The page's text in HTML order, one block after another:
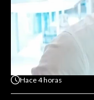
Hace4 horas